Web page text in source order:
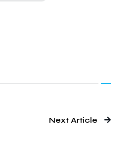
Next Article